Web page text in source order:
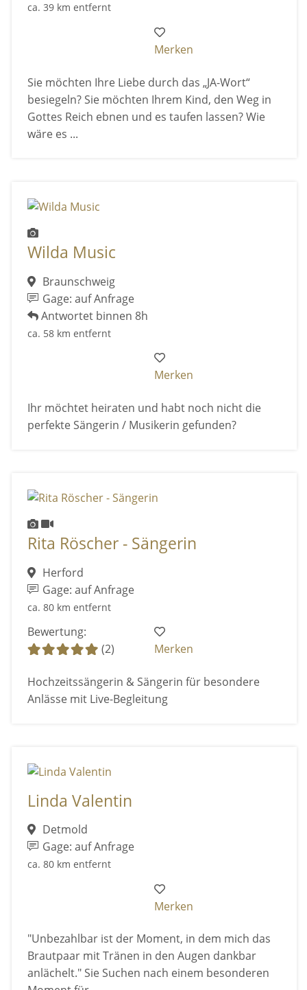
ca. 39 km entfernt
Merken
Sie möchten Ihre Liebe durch das „JA-Wort“
besiegeln? Sie möchten Ihrem Kind, den Weg in
Gottes Reich ebnen und es taufen lassen? Wie
wäre es ...
Wilda Music
Braunschweig
Gage: auf Anfrage
Antwortet binnen 8h
ca. 58 km entfernt
Merken
Ihr möchtet heiraten und habt noch nicht die
perfekte Sängerin / Musikerin gefunden?
Rita Röscher - Sängerin
Herford
Gage: auf Anfrage
ca. 80 km entfernt
Bewertung:
(2)
Merken
Hochzeitssängerin & Sängerin für besondere
Anlässe mit Live-Begleitung
Linda Valentin
Detmold
Gage: auf Anfrage
ca. 80 km entfernt
Merken
"Unbezahlbar ist der Moment, in dem mich das
Brautpaar mit Tränen in den Augen dankbar
anlächelt." Sie Suchen nach einem besonderen